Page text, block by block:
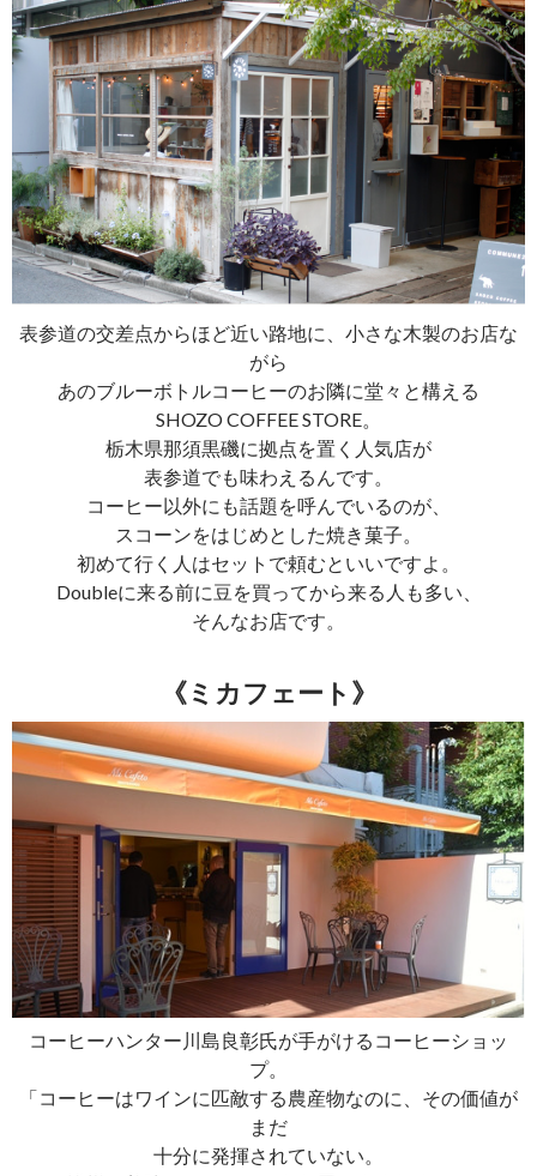
表参道の交差点からほど近い路地に、小さな木製のお店な
がら
あのブルーボトルコーヒーのお隣に堂々と構える
SHOZO COFFEE STORE。
栃木県那須黒磯に拠点を置く人気店が
表参道でも味わえるんです。
コーヒー以外にも話題を呼んでいるのが、
スコーンをはじめとした焼き菓子。
初めて行く人はセットで頼むといいですよ。
Doubleに来る前に豆を買ってから来る人も多い、
そんなお店です。
《ミカフェート》
コーヒーハンター川島良彰氏が手がけるコーヒーショッ
プ。
「コーヒーはワインに匹敵する農産物なのに、その価値が
まだ
十分に発揮されていない。